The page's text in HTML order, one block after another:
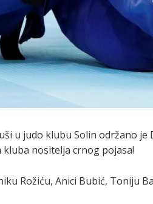
u judo klubu Solin održano
kluba nositelja crnog pojasa!
Rožiću, Anici Bubić, Toniju